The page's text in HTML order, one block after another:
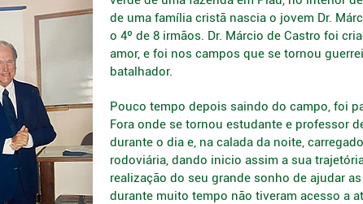
de uma família cristã nascia o jovem Dr.
o 4º de 8 irmãos. Dr. Márcio de Castro foi
amor, e foi nos campos que se tornou
batalhador.
Pouco tempo depois saindo do campo, foi
Fora onde se tornou estudante e professor
durante o dia e, na calada da noite,
rodoviária, dando inicio assim a sua
realização do seu grande sonho de ajudar
durante muito tempo não tiveram acesso a